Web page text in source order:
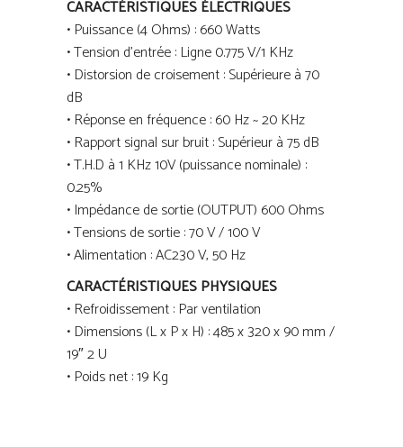
CARACTÉRISTIQUES ÉLECTRIQUES
• Puissance (4 Ohms) : 660 Watts
• Tension d’entrée : Ligne 0.775 V/1 KHz
• Distorsion de croisement : Supérieure à 70
dB
• Réponse en fréquence : 60 Hz ~ 20 KHz
• Rapport signal sur bruit : Supérieur à 75 dB
• T.H.D à 1 KHz 10V (puissance nominale) :
0.25%
• Impédance de sortie (OUTPUT) 600 Ohms
• Tensions de sortie : 70 V / 100 V
• Alimentation : AC230 V, 50 Hz
CARACTÉRISTIQUES PHYSIQUES
• Refroidissement : Par ventilation
• Dimensions (L x P x H) : 485 x 320 x 90 mm /
19″ 2 U
• Poids net : 19 Kg